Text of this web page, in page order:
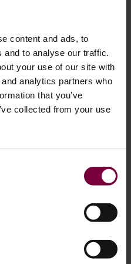
content and ads, to
and to analyse our traffic.
your use of our site with
analytics partners who
that you’ve
collected from your use
jantes de liga leve e a
de carbono.
discos de corte